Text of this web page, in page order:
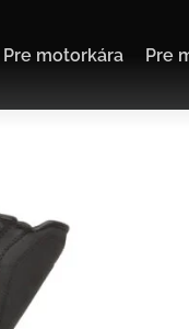
Pre motorkára Pre